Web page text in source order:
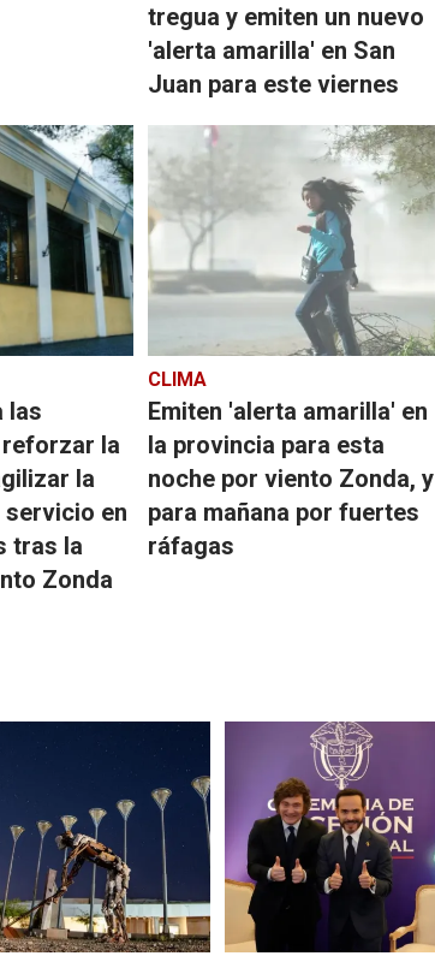
tregua y emiten un nuevo
'alerta amarilla' en San
Juan para este viernes
las
la
la
en
tras la
Zonda
CLIMA
Emiten 'alerta amarilla' en
la provincia para esta
noche por viento Zonda, y
para mañana por fuertes
ráfagas